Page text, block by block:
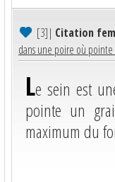
[3]| Citation
dans une poire où pointe
Le sein est
pointe un
maximum du